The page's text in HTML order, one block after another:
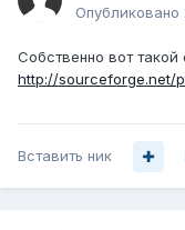
Опубликовано
Собственно вот такой
http://sourceforge.net/
Вставить ник